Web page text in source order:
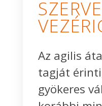
Az agilis
tagját
gyökeres